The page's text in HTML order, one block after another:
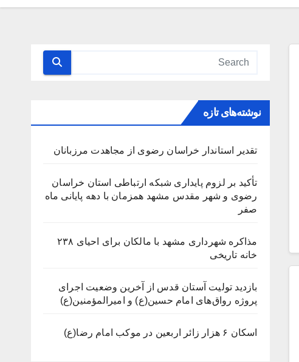
نوشته‌های تازه
تقدیر استاندار خراسان رضوی از مجاهدت مرزبانان
تأکید بر لزوم پایداری شبکه ارتباطی استان خراسان
رضوی و شهر مقدس مشهد همزمان با دهه پایانی ماه
صفر
مذاکره شهرداری مشهد با مالکان برای احیای ۲۳۸
خانه تاریخی
بازدید تولیت آستان قدس از آخرین وضعیت اجرای
پروژه رواق‌های امام حسین(ع) و امیرالمؤمنین(ع)
اسکان ۶ هزار زائر اربعین در موکب امام رضا(ع)